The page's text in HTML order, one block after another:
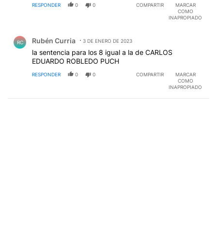
RESPONDER 0 0 COMPARTIR
MARCAR
COMO
INAPROPIADO
RC Rubén Curria 3 DE ENERO DE 2023
la sentencia para los 8 igual a la de CARLOS
EDUARDO ROBLEDO PUCH
RESPONDER 0 0 COMPARTIR
MARCAR
COMO
INAPROPIADO